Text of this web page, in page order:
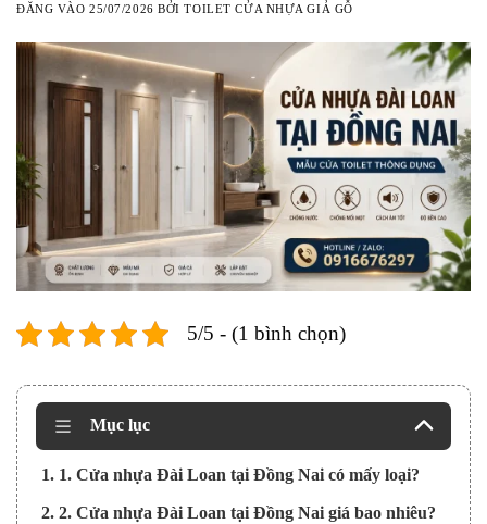
ĐĂNG VÀO25/07/2026 BỞITOILET CỬA NHỰA GIẢ GỖ
5/5 - (1 bình chọn)
Mục lục
1. 1. Cửa nhựa Đài Loan tại Đồng Nai có mấy loại?
2. 2. Cửa nhựa Đài Loan tại Đồng Nai giá bao nhiêu?